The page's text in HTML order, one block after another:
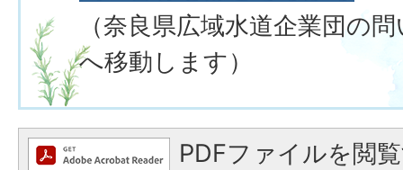
（奈良県広域水道企業団の
へ移動します）
PDFファイルを閲